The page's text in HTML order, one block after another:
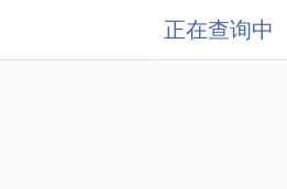
正在查询中